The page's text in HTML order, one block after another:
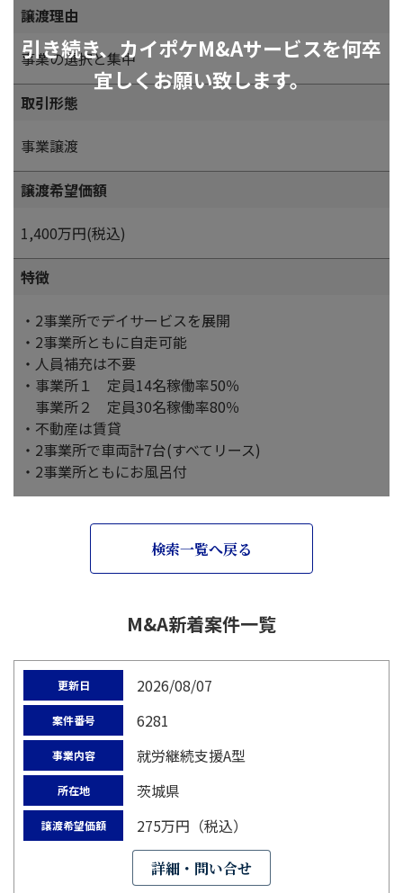
引き続き、カイポケM&Aサービスを何卒
宜しくお願い致します。
譲渡理由
事業の選択と集中
取引形態
事業譲渡
譲渡希望価額
1,400万円(税込)
特徴
・2事業所でデイサービスを展開
・2事業所ともに自走可能
・人員補充は不要
・事業所１ 定員14名稼働率50％
事業所２ 定員30名稼働率80％
・不動産は賃貸
・2事業所で車両計7台(すべてリース)
・2事業所ともにお風呂付
検索一覧へ戻る
M&A新着案件一覧
更新日 2026/08/07
案件番号 6281
事業内容 就労継続支援A型
所在地 茨城県
譲渡希望価額 275万円（税込）
詳細・問い合せ